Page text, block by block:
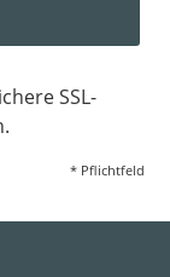
SSL-
* Pflichtfeld